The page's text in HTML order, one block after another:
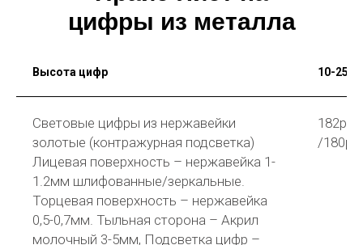
цифры из металла
Высота цифр 10-25
Световые цифры из нержавейки
золотые (контражурная подсветка)
Лицевая поверхность – нержавейка 1-
1.2мм шлифованные/зеркальные.
Торцевая поверхность – нержавейка
0,5-0,7мм. Тыльная сторона – Акрил
молочный 3-5мм, Подсветка цифр –
182р
/180р